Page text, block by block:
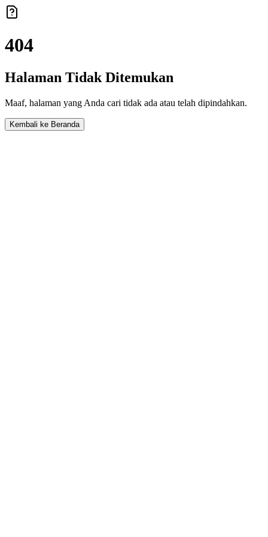
404
Halaman Tidak Ditemukan
Maaf, halaman yang Anda cari tidak ada atau telah dipindahkan.
Kembali ke Beranda